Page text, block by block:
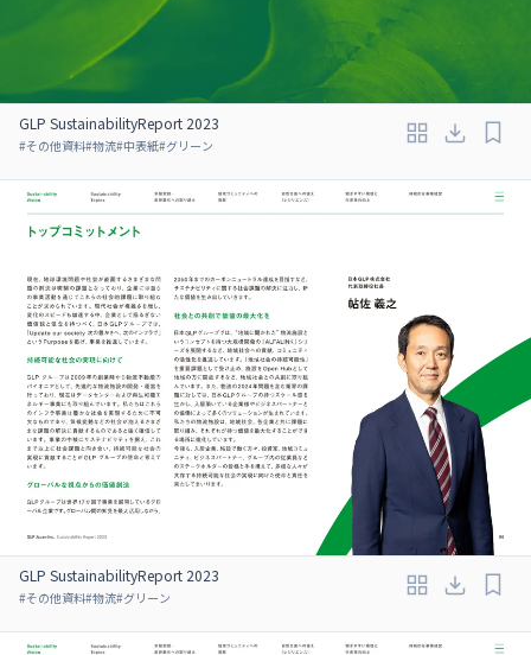
GLP SustainabilityReport 2023
#その他資料#物流#中表紙#グリーン
GLP SustainabilityReport 2023
#その他資料#物流#グリーン